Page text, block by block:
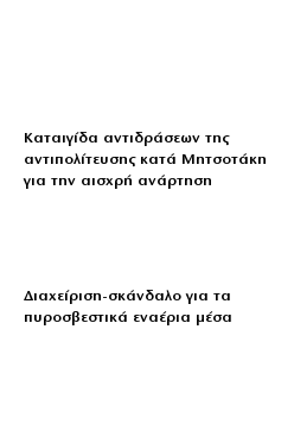
Καταιγίδα αντιδράσεων της
αντιπολίτευσης κατά Μητσοτάκη
για την αισχρή ανάρτηση
Διαχείριση-σκάνδαλο για τα
πυροσβεστικά εναέρια μέσα